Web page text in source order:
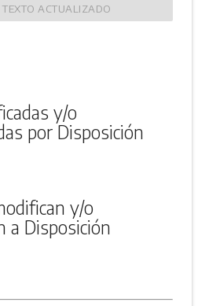
TEXTO ACTUALIZADO
y/o
por Disposición
y/o
a Disposición